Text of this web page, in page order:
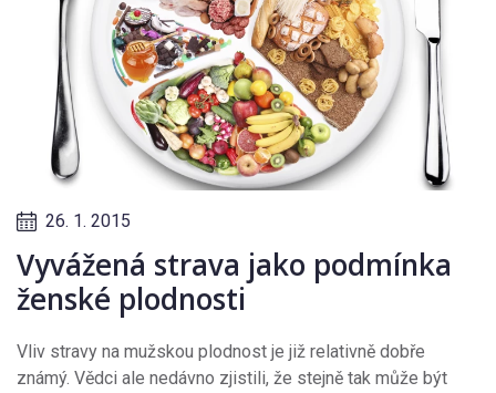
26. 1. 2015
Vyvážená strava jako podmínka
ženské plodnosti
Vliv stravy na mužskou plodnost je již relativně dobře
známý. Vědci ale nedávno zjistili, že stejně tak může být